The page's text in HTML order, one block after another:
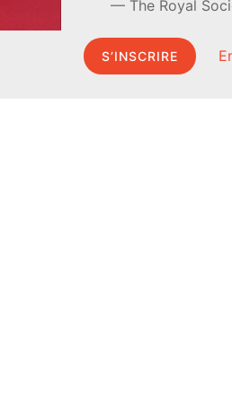
The Royal
S’INSCRIRE